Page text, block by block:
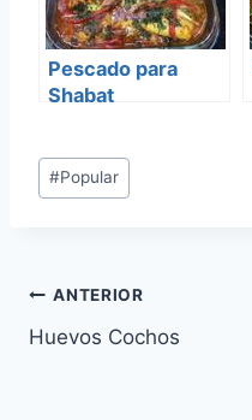
Pescado para
Shabat
Etiquetas
de
#Popular
Navegación
de
ANTERIOR
Huevos Cochos